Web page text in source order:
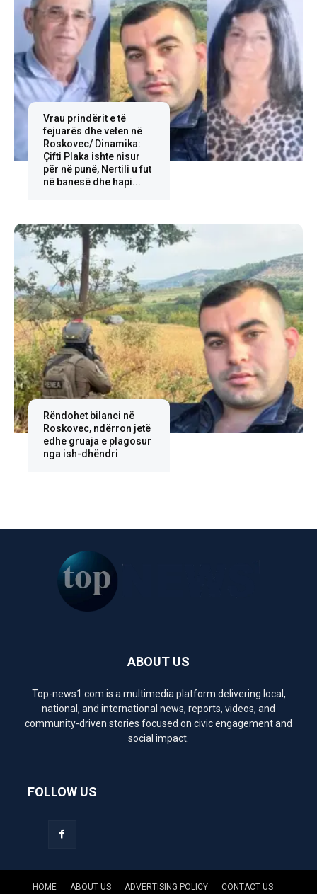
Vrau prindërit e të
fejuarës dhe veten në
Roskovec/ Dinamika:
Çifti Plaka ishte nisur
për në punë, Nertili u fut
në banesë dhe hapi...
Rëndohet bilanci në
Roskovec, ndërron jetë
edhe gruaja e plagosur
nga ish-dhëndri
ABOUT US
Top-news1.com is a multimedia platform delivering local,
national, and international news, reports, videos, and
community-driven stories focused on civic engagement and
social impact.
FOLLOW US
HOME ABOUT US ADVERTISING POLICY CONTACT US